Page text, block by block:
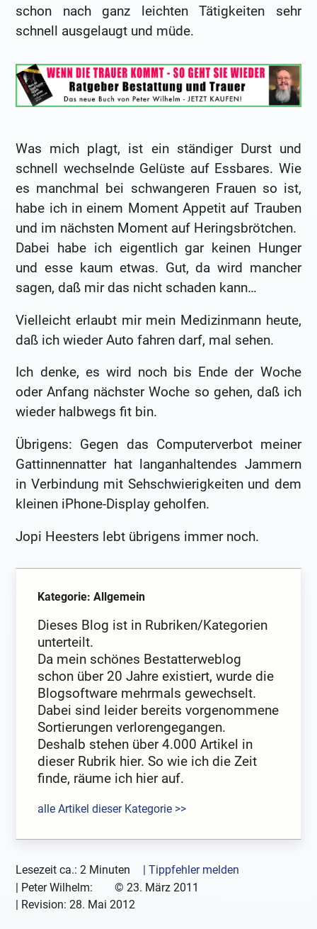
schon nach ganz leichten Tätigkeiten sehr
schnell ausgelaugt und müde.
Was mich plagt, ist ein ständiger Durst und
schnell wechselnde Gelüste auf Essbares. Wie
es manchmal bei schwangeren Frauen so ist,
habe ich in einem Moment Appetit auf Trauben
und im nächsten Moment auf Heringsbrötchen.
Dabei habe ich eigentlich gar keinen Hunger
und esse kaum etwas. Gut, da wird mancher
sagen, daß mir das nicht schaden kann…
Vielleicht erlaubt mir mein Medizinmann heute,
daß ich wieder Auto fahren darf, mal sehen.
Ich denke, es wird noch bis Ende der Woche
oder Anfang nächster Woche so gehen, daß ich
wieder halbwegs fit bin.
Übrigens: Gegen das Computerverbot meiner
Gattinnennatter hat langanhaltendes Jammern
in Verbindung mit Sehschwierigkeiten und dem
kleinen iPhone-Display geholfen.
Jopi Heesters lebt übrigens immer noch.
Kategorie: Allgemein
Dieses Blog ist in Rubriken/Kategorien
unterteilt.
Da mein schönes Bestatterweblog
schon über 20 Jahre existiert, wurde die
Blogsoftware mehrmals gewechselt.
Dabei sind leider bereits vorgenommene
Sortierungen verlorengegangen.
Deshalb stehen über 4.000 Artikel in
dieser Rubrik hier. So wie ich die Zeit
finde, räume ich hier auf.
alle Artikel dieser Kategorie >>
Lesezeit ca.: 2 Minuten
| Tippfehler melden
| Peter Wilhelm: © 23. März 2011
| Revision:28. Mai 2012